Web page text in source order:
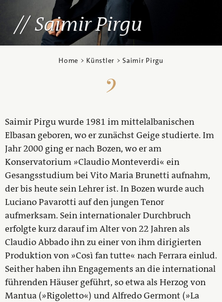
Saimir Pirgu
Home > Künstler > Saimir Pirgu
Saimir Pirgu wurde 1981 im mittelalbanischen
Elbasan geboren, wo er zunächst Geige studierte. Im
Jahr 2000 ging er nach Bozen, wo er am
Konservatorium »Claudio Monteverdi« ein
Gesangsstudium bei Vito Maria Brunetti aufnahm,
der bis heute sein Lehrer ist. In Bozen wurde auch
Luciano Pavarotti auf den jungen Tenor
aufmerksam. Sein internationaler Durchbruch
erfolgte kurz darauf im Alter von 22 Jahren als
Claudio Abbado ihn zu einer von ihm dirigierten
Produktion von »Così fan tutte« nach Ferrara einlud.
Seither haben ihn Engagements an die international
führenden Häuser geführt, so etwa als Herzog von
Mantua (»Rigoletto«) und Alfredo Germont (»La